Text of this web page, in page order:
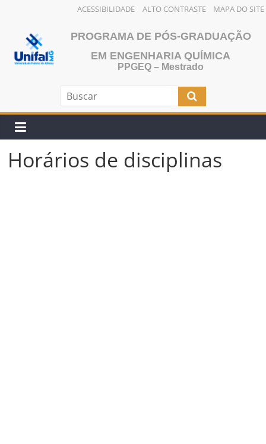
ACESSIBILIDADE ALTO CONTRASTE MAPA DO SITE
conteúdo
PROGRAMA DE PÓS-GRADUAÇÃO
EM ENGENHARIA QUÍMICA
PPGEQ – Mestrado
Horários de disciplinas